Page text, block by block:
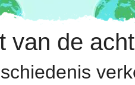
van de